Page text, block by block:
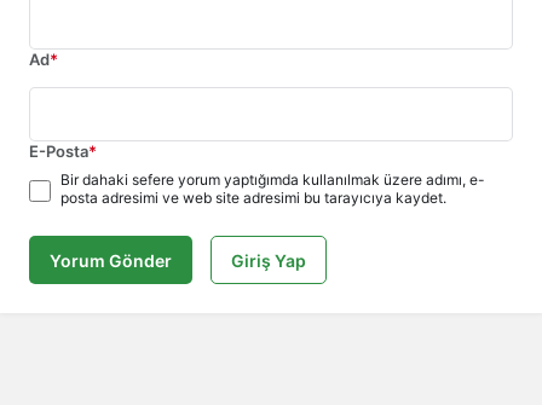
Ad*
E-Posta*
Bir dahaki sefere yorum yaptığımda kullanılmak üzere adımı, e-
posta adresimi ve web site adresimi bu tarayıcıya kaydet.
Yorum Gönder Giriş Yap